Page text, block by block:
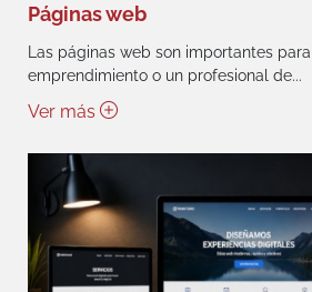
Páginas web
Las páginas web son importantes
emprendimiento o un profesional de...
Ver más